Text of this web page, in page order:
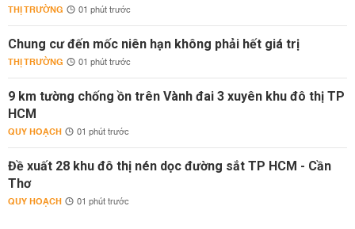
THỊ TRƯỜNG 01 phút trước
Chung cư đến mốc niên hạn không phải hết giá trị
THỊ TRƯỜNG 01 phút trước
9 km tường chống ồn trên Vành đai 3 xuyên khu đô thị TP
HCM
QUY HOẠCH 01 phút trước
Đề xuất 28 khu đô thị nén dọc đường sắt TP HCM - Cần
Thơ
QUY HOẠCH 01 phút trước